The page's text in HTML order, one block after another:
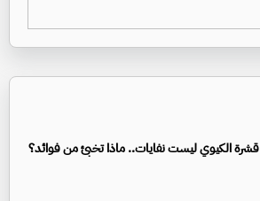
قشرة الكيوي ليست نفايات.. ماذا تخبئ من فوائد؟